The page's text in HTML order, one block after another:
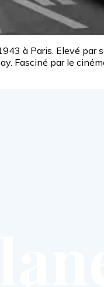
à Paris. Elevé
Fasciné par le